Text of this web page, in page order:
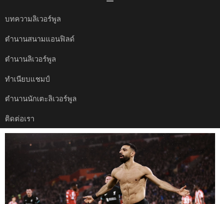
บทความลิเวอร์พูล
ตำนานสนามแอนฟิลด์
ตำนานลิเวอร์พูล
ทำเนียบแชมป์
ตำนานนักเตะลิเวอร์พูล
ติดต่อเรา